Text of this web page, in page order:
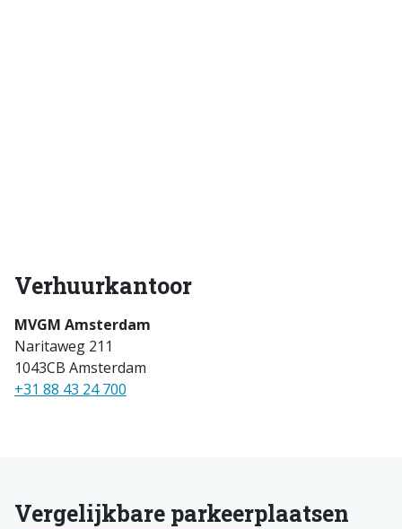
Verhuurkantoor
MVGM Amsterdam
Naritaweg 211
1043CB Amsterdam
+31 88 43 24 700
Vergelijkbare parkeerplaatsen